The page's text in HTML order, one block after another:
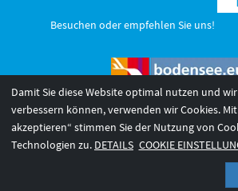
Besuchen oder empfehlen Sie uns!
© 2026 Internationale Bodensee Tourismus
Damit Sie diese Website optimal nutzen und
verbessern können, verwenden wir Cookies.
akzeptieren“ stimmen Sie der Nutzung von
Technologien zu. DETAILS COOKIE